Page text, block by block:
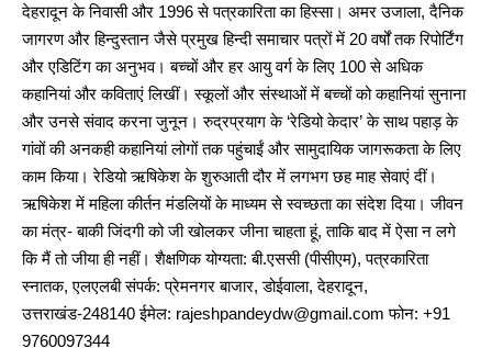
देहरादून के निवासी और 1996 से पत्रकारिता का हिस्सा। अमर उजाला, दैनिक
जागरण और हिन्दुस्तान जैसे प्रमुख हिन्दी समाचार पत्रों में 20 वर्षों तक रिपोर्टिंग
और एडिटिंग का अनुभव। बच्चों और हर आयु वर्ग के लिए 100 से अधिक
कहानियां और कविताएं लिखीं। स्कूलों और संस्थाओं में बच्चों को कहानियां सुनाना
और उनसे संवाद करना जुनून। रुद्रप्रयाग के ‘रेडियो केदार’ के साथ पहाड़ के
गांवों की अनकही कहानियां लोगों तक पहुंचाईं और सामुदायिक जागरूकता के लिए
काम किया। रेडियो ऋषिकेश के शुरुआती दौर में लगभग छह माह सेवाएं दीं।
ऋषिकेश में महिला कीर्तन मंडलियों के माध्यम से स्वच्छता का संदेश दिया। जीवन
का मंत्र- बाकी जिंदगी को जी खोलकर जीना चाहता हूं, ताकि बाद में ऐसा न लगे
कि मैं तो जीया ही नहीं। शैक्षणिक योग्यता: बी.एससी (पीसीएम), पत्रकारिता
स्नातक, एलएलबी संपर्क: प्रेमनगर बाजार, डोईवाला, देहरादून,
उत्तराखंड-248140 ईमेल: rajeshpandeydw@gmail.com फोन: +91
9760097344